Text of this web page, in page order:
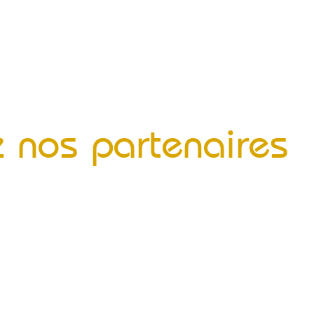
nos partenaires